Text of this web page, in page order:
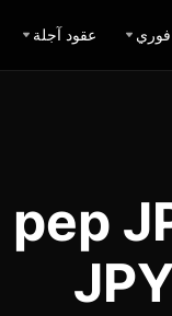
فوري عقود آجلة